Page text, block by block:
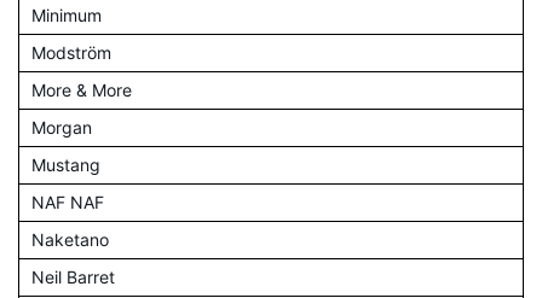
Minimum
Modström
More & More
Morgan
Mustang
NAF NAF
Naketano
Neil Barret